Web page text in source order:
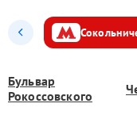
Бульвар
Рокоссовского